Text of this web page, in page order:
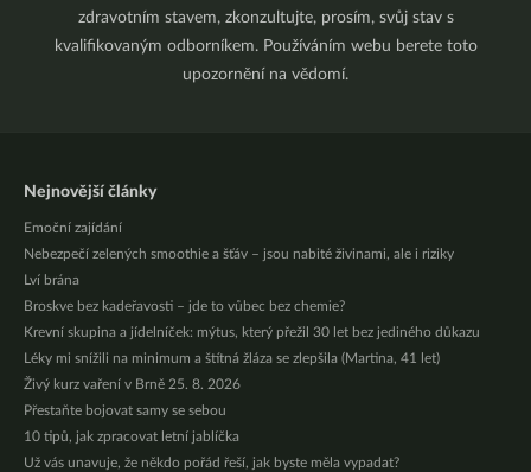
zdravotním stavem, zkonzultujte, prosím, svůj stav s
kvalifikovaným odborníkem. Používáním webu berete toto
upozornění na vědomí.
Nejnovější články
Emoční zajídání
Nebezpečí zelených smoothie a šťáv – jsou nabité živinami, ale i riziky
Lví brána
Broskve bez kadeřavosti – jde to vůbec bez chemie?
Krevní skupina a jídelníček: mýtus, který přežil 30 let bez jediného důkazu
Léky mi snížili na minimum a štítná žláza se zlepšila (Martina, 41 let)
Živý kurz vaření v Brně 25. 8. 2026
Přestaňte bojovat samy se sebou
10 tipů, jak zpracovat letní jablíčka
Už vás unavuje, že někdo pořád řeší, jak byste měla vypadat?